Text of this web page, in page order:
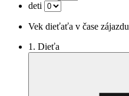
deti
Vek dieťaťa v čase zájazdu
1. Dieťa